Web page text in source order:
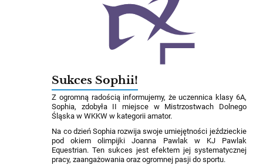
Sukces Sophii!
Z ogromną radością informujemy, że uczennica klasy 6A,
Sophia, zdobyła II miejsce w Mistrzostwach Dolnego
Śląska w WKKW w kategorii amator.
Na co dzień Sophia rozwija swoje umiejętności jeździeckie
pod okiem olimpijki Joanna Pawlak w KJ Pawlak
Equestrian. Ten sukces jest efektem jej systematycznej
pracy, zaangażowania oraz ogromnej pasji do sportu.